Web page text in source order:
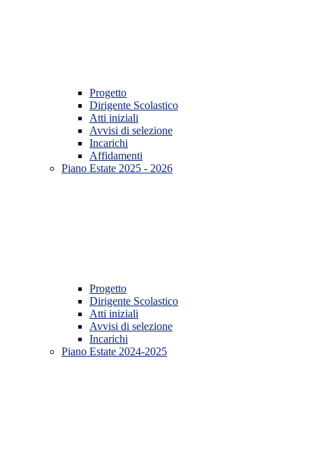
Progetto
Dirigente Scolastico
Atti iniziali
Avvisi di selezione
Incarichi
Affidamenti
Piano Estate 2025 - 2026
Progetto
Dirigente Scolastico
Atti iniziali
Avvisi di selezione
Incarichi
Piano Estate 2024-2025